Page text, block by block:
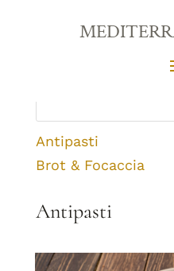
Antipasti
Brot & Focaccia
Antipasti